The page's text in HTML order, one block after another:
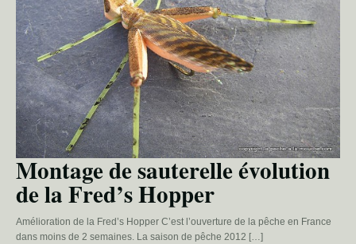
Montage de sauterelle évolution
de la Fred’s Hopper
Amélioration de la Fred’s Hopper C’est l’ouverture de la pêche en France
dans moins de 2 semaines. La saison de pêche 2012 […]